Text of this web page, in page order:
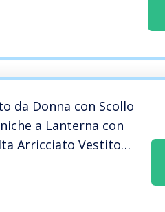
da Donna con Scollo
a Lanterna con
Arricciato Vestito
Maniche Corte a
S